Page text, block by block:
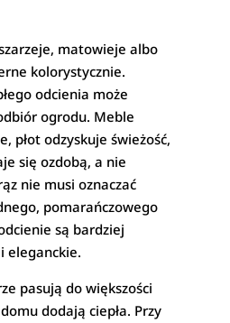
matowieje albo
kolorystycznie.
odcienia może
ogrodu. Meble
płot odzyskuje świeżość,
się ozdobą, a nie
nie musi oznaczać
pomarańczowego
są bardziej
eleganckie.
pasują do większości
dodają ciepła. Przy